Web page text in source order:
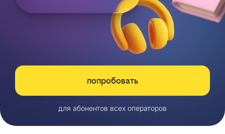
попробовать
для абонентов всех операторов